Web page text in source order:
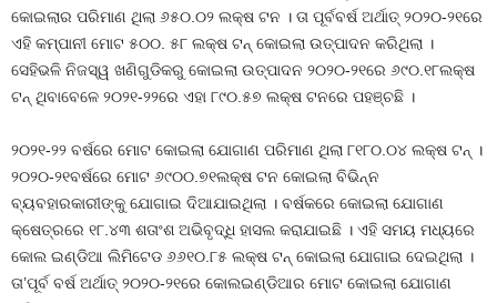
କୋଇଲାର ପରିମାଣ ଥିଲା ୬୫୦.୦୨ ଲକ୍ଷ ଟନ । ତା ପୂର୍ବବର୍ଷ ଅର୍ଥାତ୍ ୨୦୨୦-୨୧ରେ
ଏହି କମ୍ପାନୀ ମୋଟ ୫୦୦. ୫୮ ଲକ୍ଷ ଟନ୍ କୋଇଲା ଉତ୍ପାଦନ କରିଥିଲା ।
ସେହିଭଳି ନିଜସ୍ୱ ଖଣିଗୁଡିକରୁ କୋଇଲା ଉତ୍ପାଦନ ୨୦୨୦-୨୧ରେ ୬୯୦.୧୮ଲକ୍ଷ
ଟନ୍ ଥିବାବେଳେ ୨୦୨୧-୨୨ରେ ଏହା ୮୯୦.୫୭ ଲକ୍ଷ ଟନରେ ପହଞ୍ଚଛି ।
୨୦୨୧-୨୨ ବର୍ଷରେ ମୋଟ କୋଇଲା ଯୋଗାଣ ପରିମାଣ ଥିଲା ୮୧୮୦.୦୪ ଲକ୍ଷ ଟନ୍ ।
୨୦୨୦-୨୧ବର୍ଷରେ ମୋଟ ୬୯୦୦.୭୧ଲକ୍ଷ ଟନ କୋଇଲା ବିଭିନ୍ନ
ବ୍ୟବହାରକାରୀଙ୍କୁ ଯୋଗାଇ ଦିଆଯାଇଥିଲା । ବର୍ଷକରେ କୋଇଲା ଯୋଗାଣ
କ୍ଷେତ୍ରରେ ୧୮.୪୩ ଶତାଂଶ ଅଭିବୃଦ୍ଧି ହାସଲ କରାଯାଇଛି । ଏହି ସମୟ ମଧ୍ୟରେ
କୋଲ ଇଣ୍ଡିଆ ଲିମିଟେଡ ୬୬୧୦.୮୫ ଲକ୍ଷ ଟନ୍ କୋଇଲା ଯୋଗାଇ ଦେଇଥିଲା ।
ତା’ପୂର୍ବ ବର୍ଷ ଅର୍ଥାତ୍ ୨୦୨୦-୨୧ରେ କୋଲଇଣ୍ଡିଆର ମୋଟ କୋଇଲା ଯୋଗାଣ